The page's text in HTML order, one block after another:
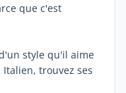
que c'est
style qu'il aime
trouvez ses